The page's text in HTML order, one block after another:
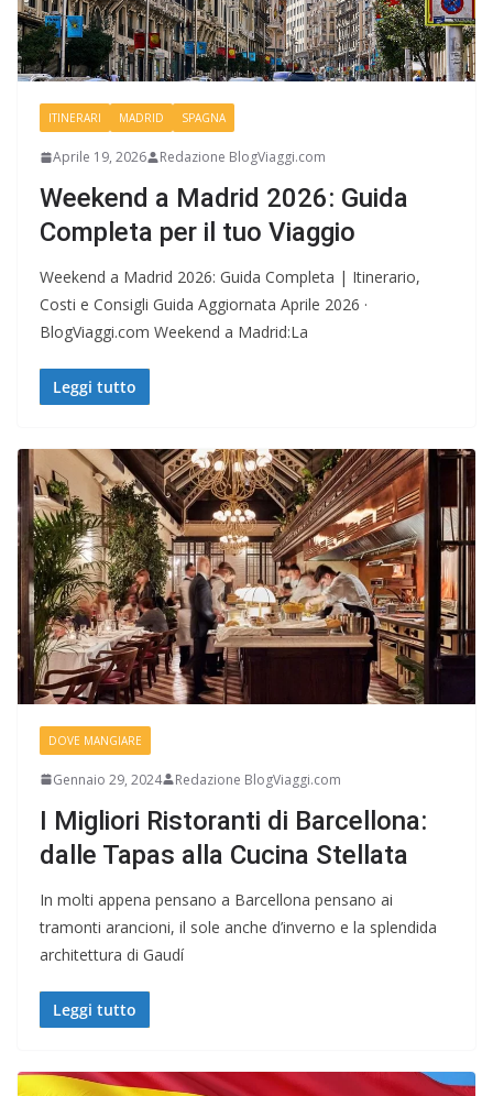
ITINERARI MADRID SPAGNA
Aprile 19, 2026 Redazione BlogViaggi.com
Weekend a Madrid 2026: Guida
Completa per il tuo Viaggio
Weekend a Madrid 2026: Guida Completa | Itinerario,
Costi e Consigli Guida Aggiornata Aprile 2026 ·
BlogViaggi.com Weekend a Madrid:La
Leggi tutto
DOVE MANGIARE
Gennaio 29, 2024 Redazione BlogViaggi.com
I Migliori Ristoranti di Barcellona:
dalle Tapas alla Cucina Stellata
In molti appena pensano a Barcellona pensano ai
tramonti arancioni, il sole anche d’inverno e la splendida
architettura di Gaudí
Leggi tutto